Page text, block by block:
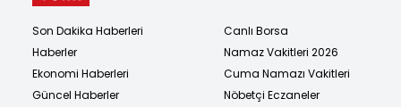
Son Dakika Haberleri
Haberler
Ekonomi Haberleri
Güncel Haberler
Canlı Borsa
Namaz Vakitleri 2026
Cuma Namazı Vakitleri
Nöbetçi Eczaneler